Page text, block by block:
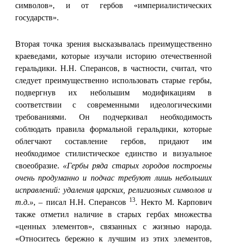
символов», и от гербов «империалистических
государств».
Вторая точка зрения высказывалась преимущественно
краеведами, которые изучали историю отечественной
геральдики. Н.Н. Сперансов, в частности, считал, что
следует преимущественно использовать старые гербы,
подвергнув их небольшим модификациям в
соответствии с современными идеологическими
требованиями. Он подчеркивал необходимость
соблюдать правила формальной геральдики, которые
облегчают составление гербов, придают им
необходимое стилистическое единство и визуальное
своеобразие. «Гербы ряда старых городов построены
очень продуманно и подчас требуют лишь небольших
исправлений: удаления царских, религиозных символов и
т.д.», – писал Н.Н. Сперансов 13. Некто М. Карпович
также отметил наличие в старых гербах множества
«ценных элементов», связанных с жизнью народа.
«Относитесь бережно к лучшим из этих элементов,